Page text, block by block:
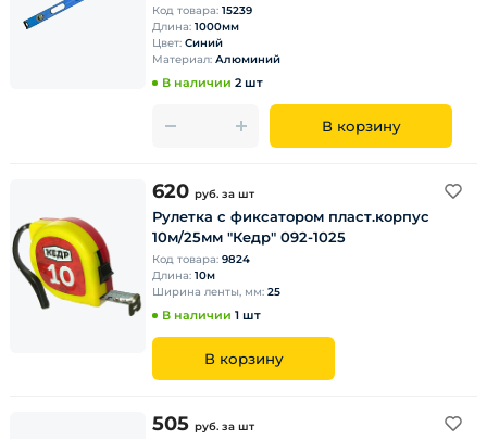
Код товара: 15239
Длина: 1000мм
Цвет: Синий
Материал: Алюминий
В наличии 2 шт
В корзину
620 руб. за шт
Рулетка с фиксатором пласт.корпус
10м/25мм "Кедр" 092-1025
Код товара: 9824
Длина: 10м
Ширина ленты, мм: 25
В наличии 1 шт
В корзину
505 руб. за шт